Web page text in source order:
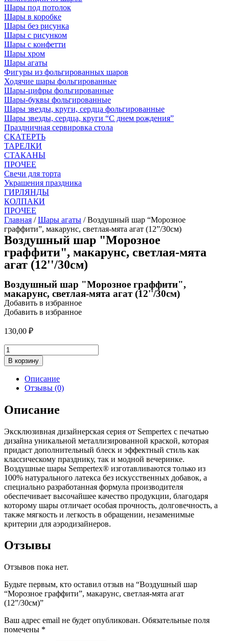
Шары под потолок
Шары в коробке
Шары без рисунка
Шары с рисунком
Шары с конфетти
Шары хром
Шары агаты
Фигуры из фольгированных шаров
Ходячие шары фольгированные
Шары-цифры фольгированные
Шары-буквы фольгированные
Шары звезды, круги, сердца фольгированные
Шары звезды, сердца, круги “С днем рождения”
Праздничная сервировка стола
СКАТЕРТЬ
ТАРЕЛКИ
СТАКАНЫ
ПРОЧЕЕ
Свечи для торта
Украшения праздника
ГИРЛЯНДЫ
КОЛПАКИ
ПРОЧЕЕ
Главная /Шары агаты / Воздушный шар “Морозное
граффити”, макарунс, светлая-мята агат (12”/30см)
Воздушный шар "Морозное
граффити", макарунс, светлая-мята
агат (12''/30см)
Воздушный шар "Морозное граффити",
макарунс, светлая-мята агат (12''/30см)
Добавить в избранное
Добавить в избранное
130,00 ₽
Количество
товара
Воздушный
шар
"Морозное
граффити",
макарунс,
светлая-
агат
(12''/30см)
В корзину
Описание
Отзывы (0)
Описание
Эксклюзивная дизайнерская серия от Sempertex с печатью
дизайна уникальной металлизированной краской, которая
придаст дополнительный блеск и эффектный стиль как
классическому празднику, так и модной вечеринке.
Воздушные шары Sempertex® изготавливаются только из
100% натурального латекса без искусственных добавок, а
специально разработанная формула производителя
обеспечивает высочайшее качество продукции, благодаря
которому шары отличает особая прочность, долговечность, а
также мягкость и легкость в обращении, незаменимые
критерии для аэродизайнеров.
Отзывы
Отзывов пока нет.
Будьте первым, кто оставил отзыв на “Воздушный шар
“Морозное граффити”, макарунс, светлая-мята агат
(12”/30см)”
Ваш адрес email не будет опубликован. Обязательные поля
помечены *